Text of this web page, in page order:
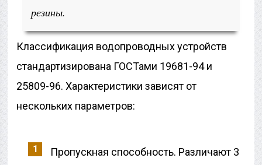
резины.
Классификация водопроводных устройств
стандартизирована ГОСТами 19681-94 и
25809-96. Характеристики зависят от
нескольких параметров:
Пропускная способность. Различают 3